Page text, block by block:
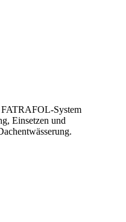
FATRAFOL-System
Einsetzen und